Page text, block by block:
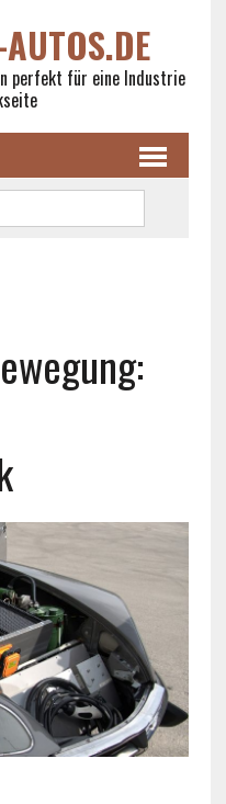
perfekt für eine Industrie